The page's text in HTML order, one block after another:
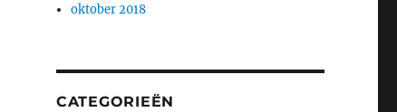
oktober 2018
CATEGORIEËN